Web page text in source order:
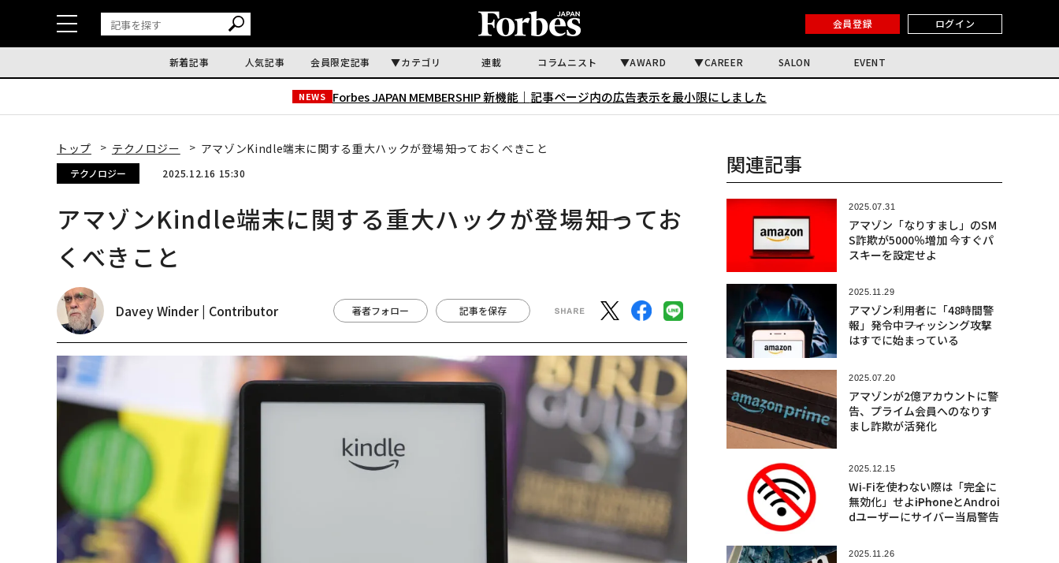
会員登録 ログイン
新着記事 人気記事 会員限定記事 カテゴリ 連載 コラムニスト AWARD CAREER SALON EVENT
NEWS Forbes JAPAN MEMBERSHIP 新機能｜ 記事ページ内の広告表示を最小限にしました
トップ テクノロジー アマゾンKindle端末に関する重大ハックが登場――知っておくべきこと
テクノロジー 2025.12.16 15:30
アマゾンKindle端末に関する重大ハックが登場――知ってお
くべきこと
Davey Winder | Contributor 著者フォロー 記事を保存
関連記事
2025.07.31
アマゾン「なりすまし」のSM
S詐欺が5000％増加 今すぐパ
スキーを設定せよ
2025.11.29
アマゾン利用者に「48時間警
報」発令中――フィッシング攻撃
はすでに始まっている
2025.07.20
アマゾンが2億アカウントに警
告、プライム会員へのなりす
まし詐欺が活発化
2025.12.15
Wi‑Fiを使わない際は「完全に
無効化」せよ――iPhoneとAndroi
dユーザーにサイバー当局警告
2025.11.26